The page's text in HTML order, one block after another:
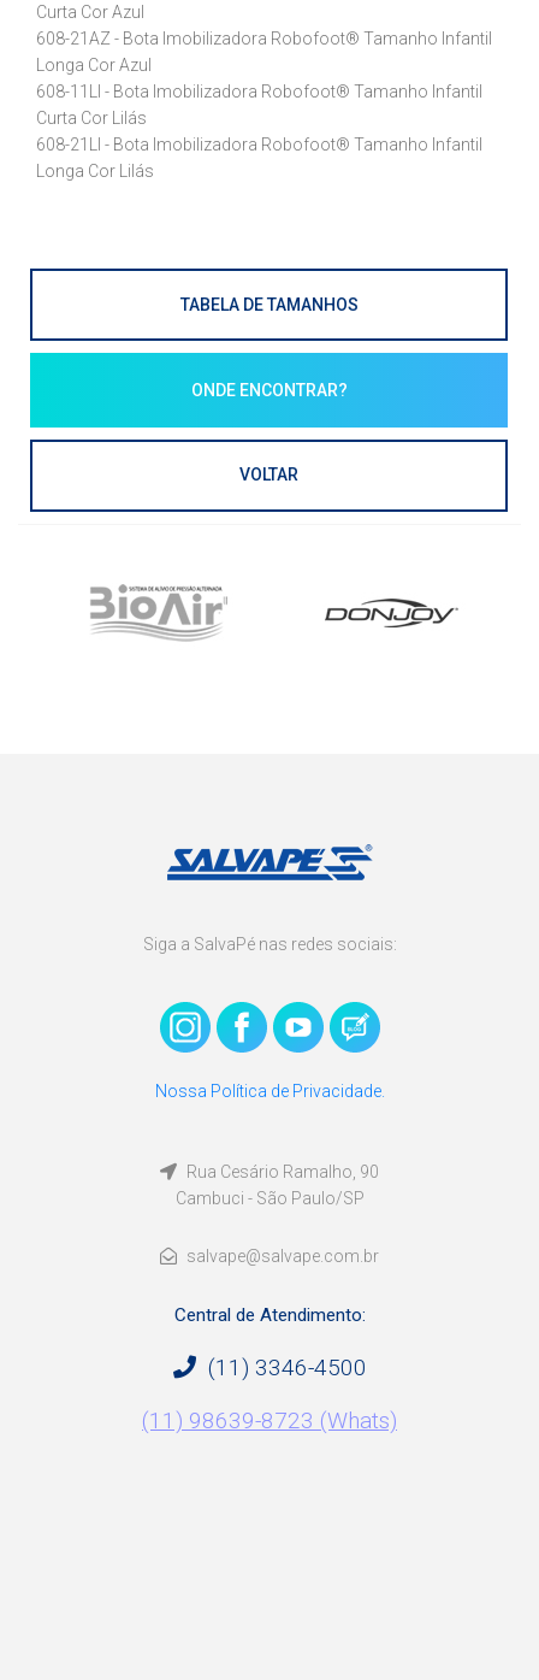
Curta Cor Azul
608-21AZ - Bota Imobilizadora Robofoot® Tamanho Infantil
Longa Cor Azul
608-11LI - Bota Imobilizadora Robofoot® Tamanho Infantil
Curta Cor Lilás
608-21LI - Bota Imobilizadora Robofoot® Tamanho Infantil
Longa Cor Lilás
TABELA DE TAMANHOS
ONDE ENCONTRAR?
VOLTAR
Siga a SalvaPé nas redes sociais:
Nossa Política de Privacidade.
Rua Cesário Ramalho, 90
Cambuci - São Paulo/SP
salvape@salvape.com.br
Central de Atendimento:
(11) 3346-4500
(11) 98639-8723 (Whats)